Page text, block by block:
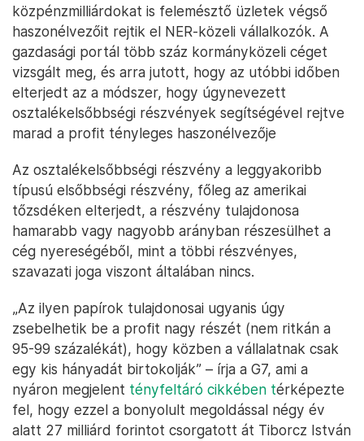
közpénzmilliárdokat is felemésztő üzletek végső
haszonélvezőit rejtik el NER-közeli vállalkozók. A
gazdasági portál több száz kormányközeli céget
vizsgált meg, és arra jutott, hogy az utóbbi időben
elterjedt az a módszer, hogy úgynevezett
osztalékelsőbbségi részvények segítségével rejtve
marad a profit tényleges haszonélvezője
Az osztalékelsőbbségi részvény a leggyakoribb
típusú elsőbbségi részvény, főleg az amerikai
tőzsdéken elterjedt, a részvény tulajdonosa
hamarabb vagy nagyobb arányban részesülhet a
cég nyereségéből, mint a többi részvényes,
szavazati joga viszont általában nincs.
„Az ilyen papírok tulajdonosai ugyanis úgy
zsebelhetik be a profit nagy részét (nem ritkán a
95-99 százalékát), hogy közben a vállalatnak csak
egy kis hányadát birtokolják” – írja a G7, ami a
nyáron megjelent tényfeltáró cikkében térképezte
fel, hogy ezzel a bonyolult megoldással négy év
alatt 27 milliárd forintot csorgatott át Tiborcz István